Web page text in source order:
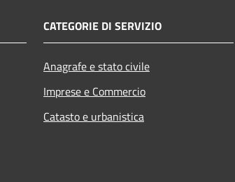
CATEGORIE DI SERVIZIO
Anagrafe e stato civile
Imprese e Commercio
Catasto e urbanistica